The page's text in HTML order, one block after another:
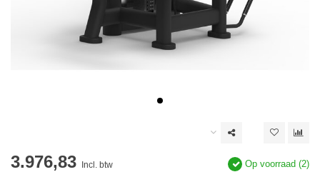
3.976,83 Incl. btw Op voorraad (2)